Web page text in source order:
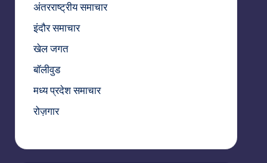
अंतरराष्ट्रीय समाचार
इंदौर समाचार
खेल जगत
बॉलीवुड
मध्य प्रदेश समाचार
रोज़गार